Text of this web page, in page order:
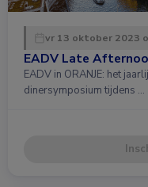
vr 13 oktober 2023
EADV Late
EADV in ORANJE: het
dinersymposium tijdens …